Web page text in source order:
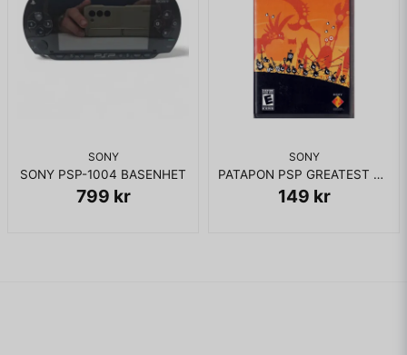
SONY
SONY PSP-1004 BASENHET
799 kr
SONY
PATAPON PSP GREATEST HITS
149 kr